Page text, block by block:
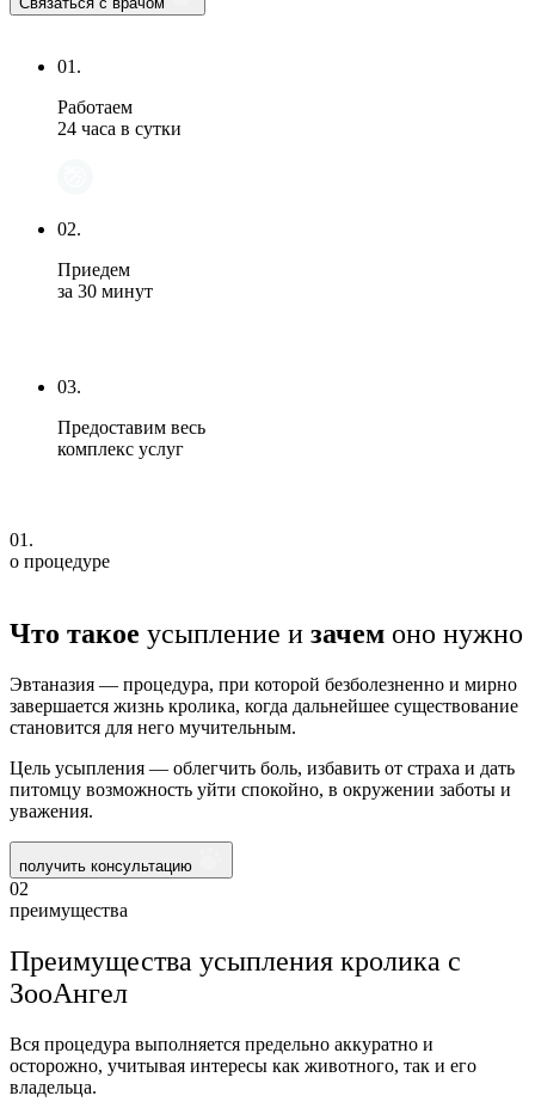
01.
Работаем
24 часа в сутки
02.
Приедем
за 30 минут
03.
Предоставим весь
комплекс услуг
01.
о процедуре
Что такое усыпление и зачем оно нужно
Эвтаназия — процедура, при которой безболезненно и мирно
завершается жизнь кролика, когда дальнейшее существование
становится для него мучительным.
Цель усыпления — облегчить боль, избавить от страха и дать
питомцу возможность уйти спокойно, в окружении заботы и
уважения.
получить консультацию
02
преимущества
Преимущества усыпления кролика с
ЗооАнгел
Вся процедура выполняется предельно аккуратно и
осторожно, учитывая интересы как животного, так и его
владельца.